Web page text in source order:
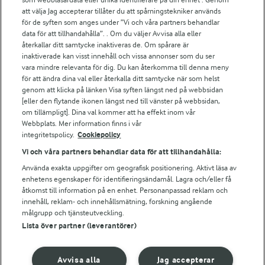
Arlas kundportal
Arla.com
Falbygdens Ost
Arla webbshop
Bildbank
Följ oss
© 2026 Arla Foods
att välja Jag accepterar tillåter du att spårningstekniker används
för de syften som anges under ”Vi och våra partners behandlar
data för att tillhandahålla”. . Om du väljer Avvisa alla eller
återkallar ditt samtycke inaktiveras de. Om spårare är
inaktiverade kan visst innehåll och vissa annonser som du ser
vara mindre relevanta för dig. Du kan återkomma till denna meny
för att ändra dina val eller återkalla ditt samtycke när som helst
genom att klicka på länken Visa syften längst ned på webbsidan
[eller den flytande ikonen längst ned till vänster på webbsidan,
om tillämpligt]. Dina val kommer att ha effekt inom vår
Webbplats. Mer information finns i vår
integritetspolicy. Cookiepolicy
Vi och våra partners behandlar data för att tillhandahålla:
Använda exakta uppgifter om geografisk positionering. Aktivt läsa av
enhetens egenskaper för identifieringsändamål. Lagra och/eller få
åtkomst till information på en enhet. Personanpassad reklam och
innehåll, reklam- och innehållsmätning, forskning angående
målgrupp och tjänsteutveckling.
Lista över partner (leverantörer)
Jag accepterar
Avvisa alla